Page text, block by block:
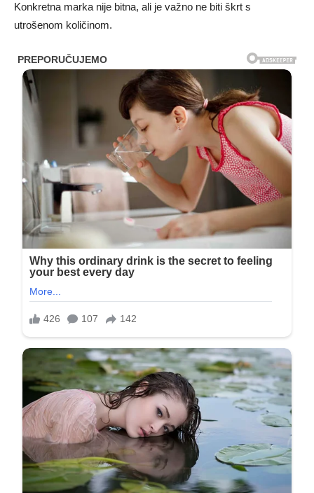
Konkretna marka nije bitna, ali je važno ne biti škrt s
utrošenom količinom.